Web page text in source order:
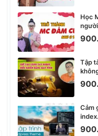
Học
đầu
Tập
thì dễ
Cảm
biết